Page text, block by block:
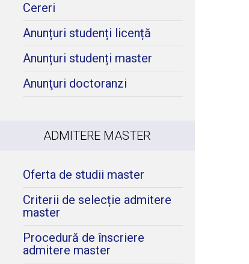
Cereri
Anunțuri studenți licență
Anunțuri studenți master
Anunţuri doctoranzi
ADMITERE MASTER
Oferta de studii master
Criterii de selecție admitere
master
Procedură de înscriere
admitere master